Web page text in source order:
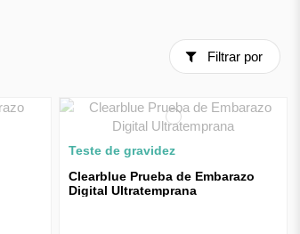
Filtrar por
Teste de gravidez
Clearblue Prueba de Embarazo
Digital Ultratemprana